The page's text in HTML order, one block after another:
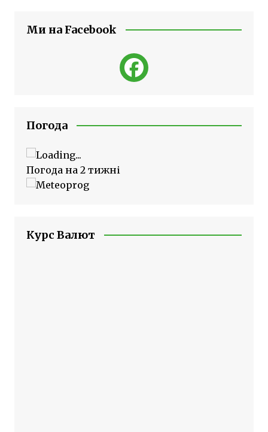
Ми на Facebook
Погода
Погода на 2 тижні
Курс Валют